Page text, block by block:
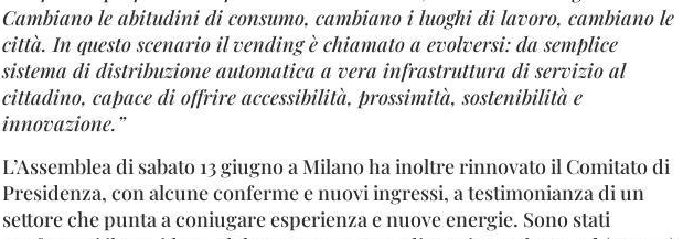
Cambiano le abitudini di consumo, cambiano i luoghi di lavoro, cambiano le
città. In questo scenario il vending è chiamato a evolversi: da semplice
sistema di distribuzione automatica a vera infrastruttura di servizio al
cittadino, capace di offrire accessibilità, prossimità, sostenibilità e
innovazione.”
L’Assemblea di sabato 13 giugno a Milano ha inoltre rinnovato il Comitato di
Presidenza, con alcune conferme e nuovi ingressi, a testimonianza di un
settore che punta a coniugare esperienza e nuove energie. Sono stati